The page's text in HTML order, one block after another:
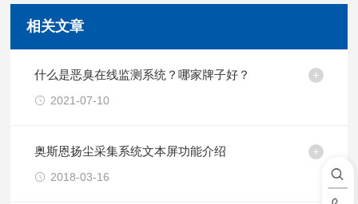
相关文章
什么是恶臭在线监测系统？哪家牌子好？
2021-07-10
奥斯恩扬尘采集系统文本屏功能介绍
2018-03-16